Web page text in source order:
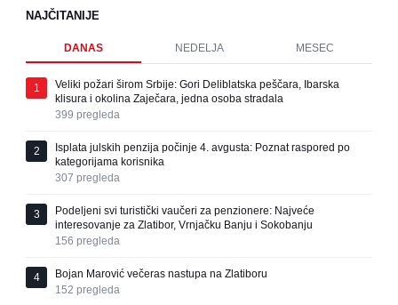
NAJČITANIJE
DANAS NEDELJA MESEC
1
Veliki požari širom Srbije: Gori Deliblatska peščara, Ibarska
klisura i okolina Zaječara, jedna osoba stradala
399 pregleda
2
Isplata julskih penzija počinje 4. avgusta: Poznat raspored po
kategorijama korisnika
307 pregleda
3
Podeljeni svi turistički vaučeri za penzionere: Najveće
interesovanje za Zlatibor, Vrnjačku Banju i Sokobanju
156 pregleda
4
Bojan Marović večeras nastupa na Zlatiboru
152 pregleda